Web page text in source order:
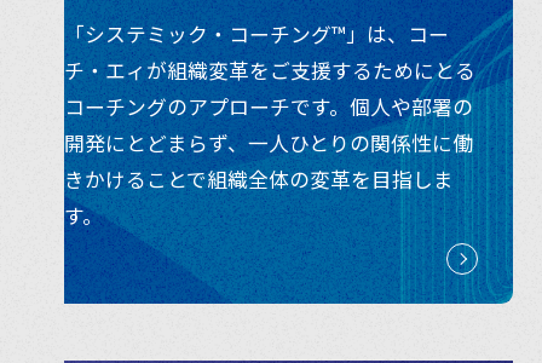
「システミック・コーチング™」は、コー
チ・エィが組織変革をご支援するためにとる
コーチングのアプローチです。個人や部署の
開発にとどまらず、一人ひとりの関係性に働
きかけることで組織全体の変革を目指しま
す。